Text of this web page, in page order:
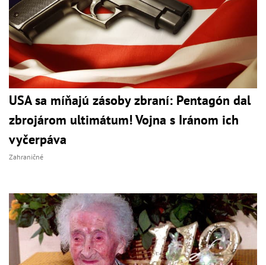
USA sa míňajú zásoby zbraní: Pentagón dal
zbrojárom ultimátum! Vojna s Iránom ich
vyčerpáva
Zahraničné